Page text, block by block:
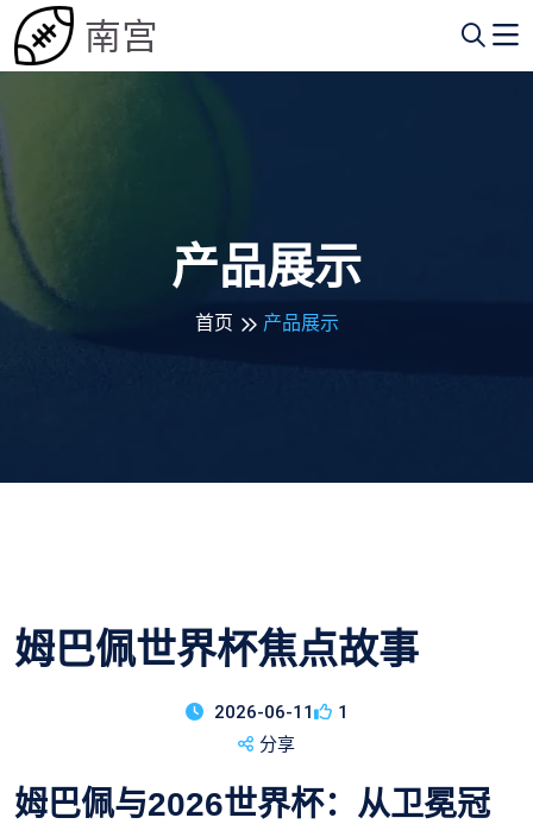
产品展示
首页 产品展示
姆巴佩世界杯焦点故事
2026-06-11
1
分享
姆巴佩与2026世界杯：从卫冕冠